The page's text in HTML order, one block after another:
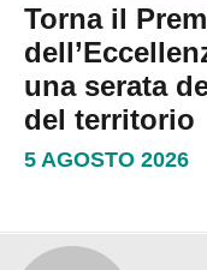
Torna il
una serata
del territorio
5 AGOSTO 2026